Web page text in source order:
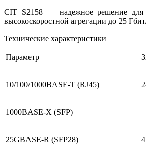
CIT S2158 — надежное решение для
высокоскоростной агрегации до 25
Технические характеристики
Параметр
10/100/1000BASE-T (RJ45)
1000BASE-X (SFP)
25GBASE-R (SFP28) 4